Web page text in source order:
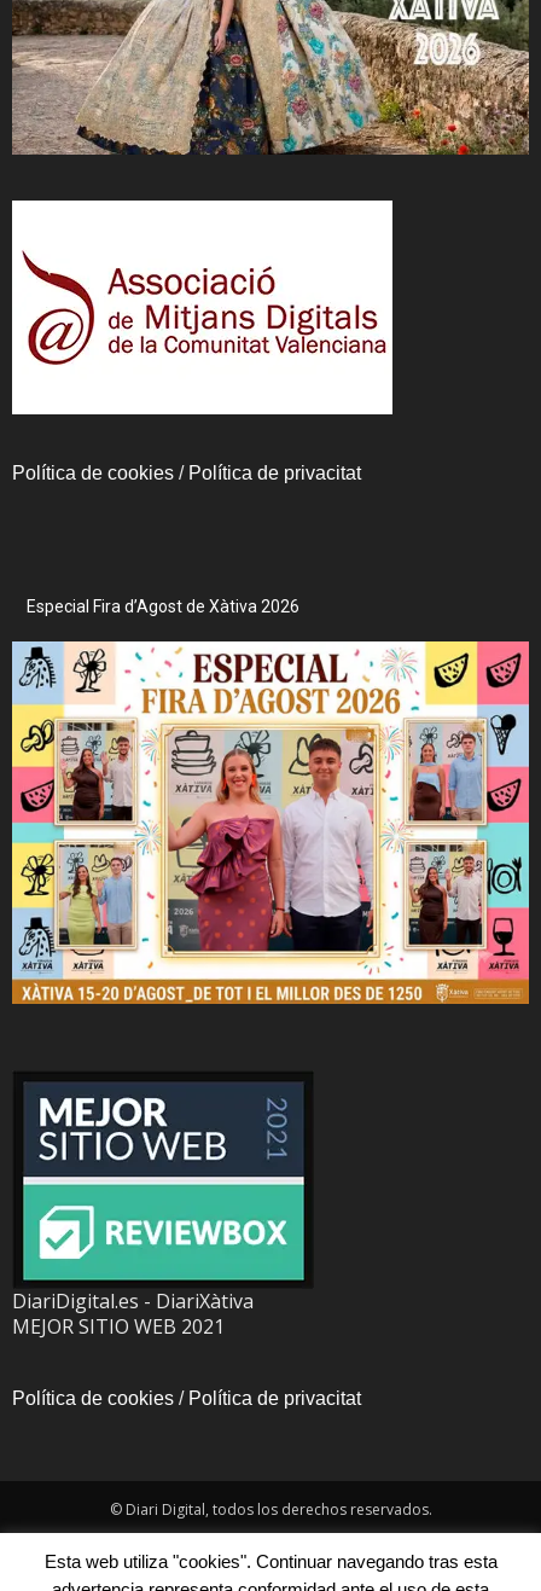
Política de cookies / Política de privacitat
Especial Fira d’Agost de Xàtiva 2026
DiariDigital.es - DiariXàtiva
MEJOR SITIO WEB 2021
Política de cookies / Política de privacitat
© Diari Digital, todos los derechos reservados.
Esta web utiliza "cookies". Continuar navegando tras esta